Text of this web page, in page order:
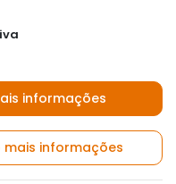
informações
mais informações